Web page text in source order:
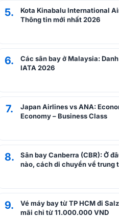
5.
Kota Kinabalu International
Thông tin mới nhất 2026
6.
Các sân bay ở Malaysia:
IATA 2026
7.
Japan Airlines vs ANA:
Economy – Business Class
8.
Sân bay Canberra (CBR): Ở
nào, cách di chuyển về trung
9.
Vé máy bay từ TP HCM đi
mãi chỉ từ 11.000.000 VND